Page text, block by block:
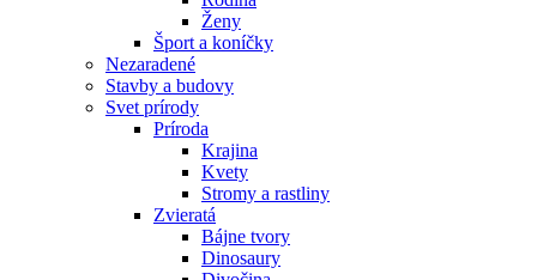
Ženy
Šport a koníčky
Nezaradené
Stavby a budovy
Svet prírody
Príroda
Krajina
Kvety
Stromy a rastliny
Zvieratá
Bájne tvory
Dinosaury